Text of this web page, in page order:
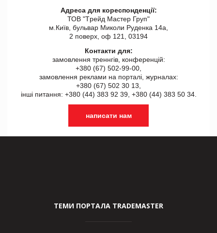
Адреса для кореспонденції:
ТОВ "Tрейд Мастер Груп"
м.Київ, бульвар Миколи Руденка 14а,
2 поверх, оф 121, 03194
Контакти для:
замовлення треннгів, конференцій:
+380 (67) 502-99-00,
замовлення реклами на порталі, журналах:
+380 (67) 502 30 13,
інші питання: +380 (44) 383 92 39, +380 (44) 383 50 34.
написати нам
ТЕМИ ПОРТАЛА TRADEMASTER